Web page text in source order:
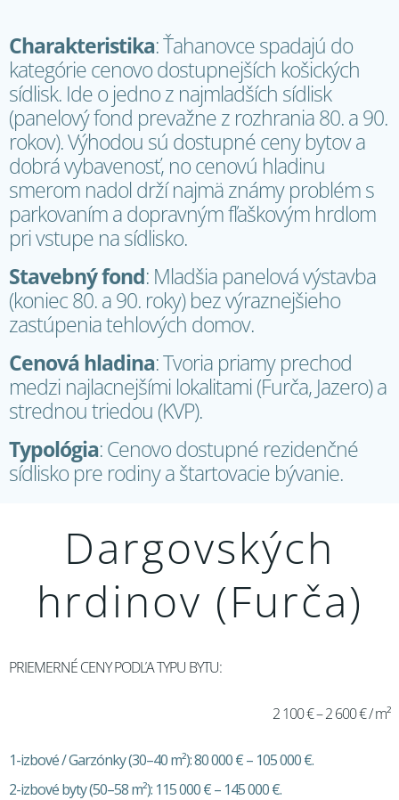
Charakteristika: Ťahanovce spadajú do
kategórie cenovo dostupnejších košických
sídlisk. Ide o jedno z najmladších sídlisk
(panelový fond prevažne z rozhrania 80. a 90.
rokov). Výhodou sú dostupné ceny bytov a
dobrá vybavenosť, no cenovú hladinu
smerom nadol drží najmä známy problém s
parkovaním a dopravným fľaškovým hrdlom
pri vstupe na sídlisko.
Stavebný fond: Mladšia panelová výstavba
(koniec 80. a 90. roky) bez výraznejšieho
zastúpenia tehlových domov.
Cenová hladina: Tvoria priamy prechod
medzi najlacnejšími lokalitami (Furča, Jazero) a
strednou triedou (KVP).
Typológia: Cenovo dostupné rezidenčné
sídlisko pre rodiny a štartovacie bývanie.
Dargovských
hrdinov (Furča)
PRIEMERNÉ CENY PODĽA TYPU BYTU:
2 100 € – 2 600 € / m²
1-izbové / Garzónky (30–40 m²): 80 000 € – 105 000 €.
2-izbové byty (50–58 m²): 115 000 € – 145 000 €.